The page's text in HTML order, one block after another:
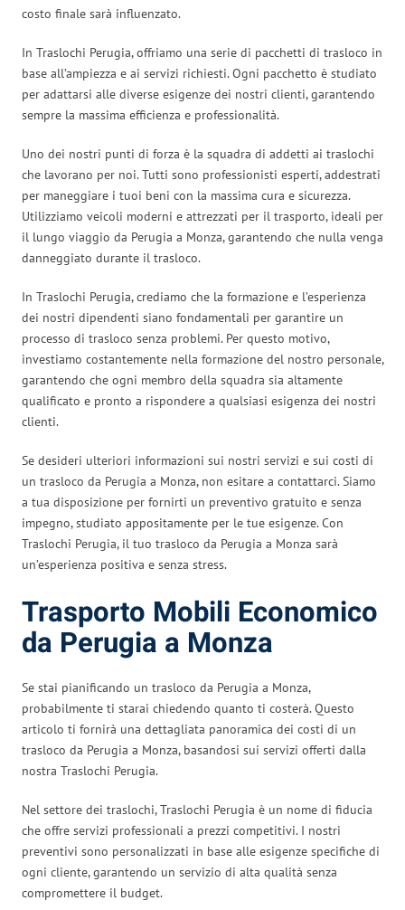
costo finale sarà influenzato.
In Traslochi Perugia, offriamo una serie di pacchetti di trasloco in
base all’ampiezza e ai servizi richiesti. Ogni pacchetto è studiato
per adattarsi alle diverse esigenze dei nostri clienti, garantendo
sempre la massima efficienza e professionalità.
Uno dei nostri punti di forza è la squadra di addetti ai traslochi
che lavorano per noi. Tutti sono professionisti esperti, addestrati
per maneggiare i tuoi beni con la massima cura e sicurezza.
Utilizziamo veicoli moderni e attrezzati per il trasporto, ideali per
il lungo viaggio da Perugia a Monza, garantendo che nulla venga
danneggiato durante il trasloco.
In Traslochi Perugia, crediamo che la formazione e l’esperienza
dei nostri dipendenti siano fondamentali per garantire un
processo di trasloco senza problemi. Per questo motivo,
investiamo costantemente nella formazione del nostro personale,
garantendo che ogni membro della squadra sia altamente
qualificato e pronto a rispondere a qualsiasi esigenza dei nostri
clienti.
Se desideri ulteriori informazioni sui nostri servizi e sui costi di
un trasloco da Perugia a Monza, non esitare a contattarci. Siamo
a tua disposizione per fornirti un preventivo gratuito e senza
impegno, studiato appositamente per le tue esigenze. Con
Traslochi Perugia, il tuo trasloco da Perugia a Monza sarà
un’esperienza positiva e senza stress.
Trasporto Mobili Economico
da Perugia a Monza
Se stai pianificando un trasloco da Perugia a Monza,
probabilmente ti starai chiedendo quanto ti costerà. Questo
articolo ti fornirà una dettagliata panoramica dei costi di un
trasloco da Perugia a Monza, basandosi sui servizi offerti dalla
nostra Traslochi Perugia.
Nel settore dei traslochi, Traslochi Perugia è un nome di fiducia
che offre servizi professionali a prezzi competitivi. I nostri
preventivi sono personalizzati in base alle esigenze specifiche di
ogni cliente, garantendo un servizio di alta qualità senza
compromettere il budget.